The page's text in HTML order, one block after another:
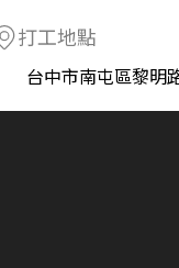
打工地點
台中市南屯區黎明